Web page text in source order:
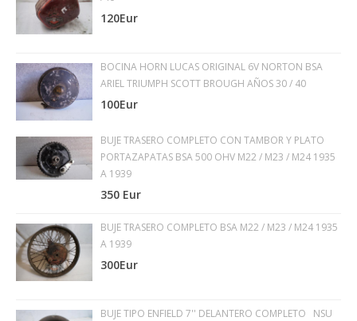
120Eur
BOCINA HORN LUCAS ORIGINAL 6V NORTON BSA
ARIEL TRIUMPH SCOTT BROUGH AÑOS 30 / 40
100Eur
BUJE TRASERO COMPLETO CON TAMBOR Y PLATO
PORTAZAPATAS BSA 500 OHV M22 / M23 / M24 1935
A 1939
350 Eur
BUJE TRASERO COMPLETO BSA M22 / M23 / M24 1935
A 1939
300Eur
BUJE TIPO ENFIELD 7'' DELANTERO COMPLETO NSU